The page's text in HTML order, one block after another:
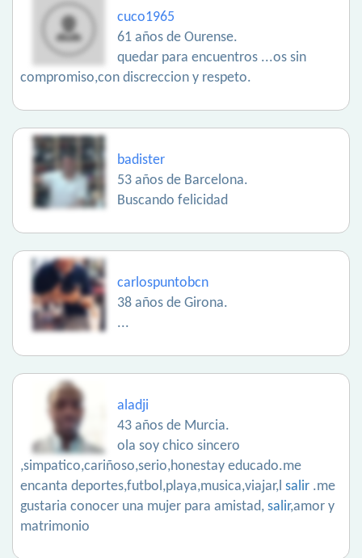
cuco1965
61 años de Ourense.
quedar para encuentros ...os sin
compromiso,con discreccion y respeto.
badister
53 años de Barcelona.
Buscando felicidad
carlospuntobcn
38 años de Girona.
...
aladji
43 años de Murcia.
ola soy chico sincero
,simpatico,cariñoso,serio,honestay educado.me
encanta deportes,futbol,playa,musica,viajar,l salir .me
gustaria conocer una mujer para amistad, salir,amor y
matrimonio